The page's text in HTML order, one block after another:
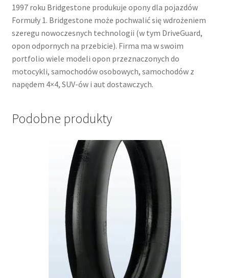
1997 roku Bridgestone produkuje opony dla pojazdów
Formuły 1. Bridgestone może pochwalić się wdrożeniem
szeregu nowoczesnych technologii (w tym DriveGuard,
opon odpornych na przebicie). Firma ma w swoim
portfolio wiele modeli opon przeznaczonych do
motocykli, samochodów osobowych, samochodów z
napędem 4×4, SUV-ów i aut dostawczych.
Podobne produkty